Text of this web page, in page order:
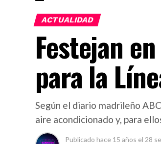
ACTUALIDAD
Festejan
para la
Según el diario madrileño
aire acondicionado y, para
Publicado hace 15 años el 28